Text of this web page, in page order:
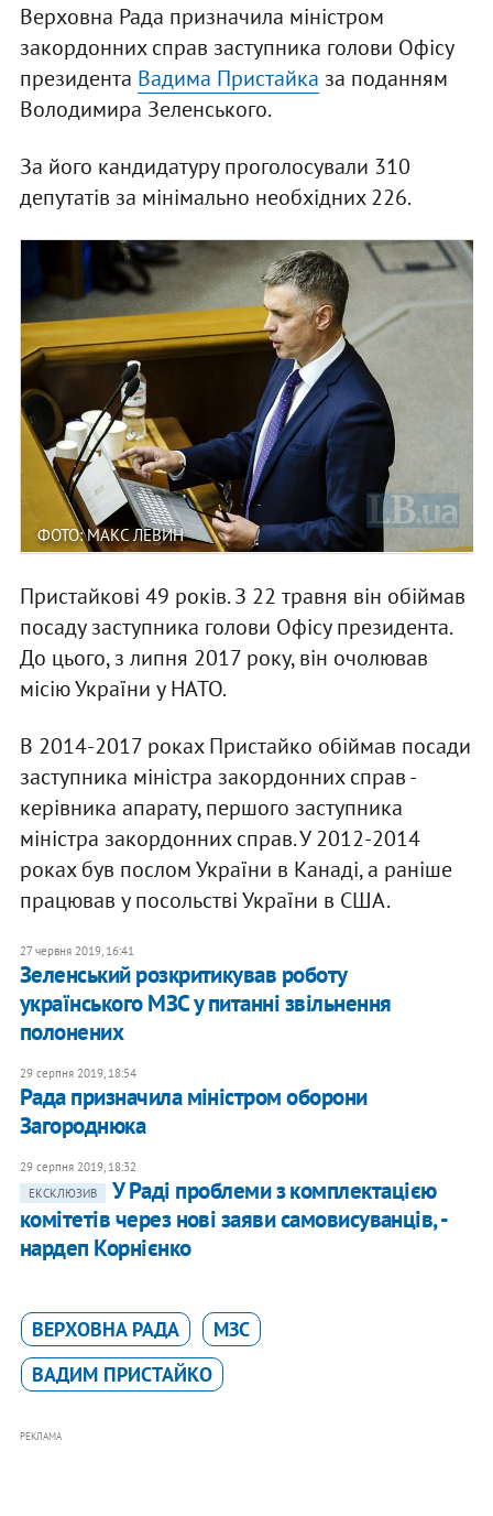
Верховна Рада призначила міністром
закордонних справ заступника голови Офісу
президента Вадима Пристайка за поданням
Володимира Зеленського.
За його кандидатуру проголосували 310
депутатів за мінімально необхідних 226.
ФОТО: МАКС ЛЕВИН
Пристайкові 49 років. З 22 травня він обіймав
посаду заступника голови Офісу президента.
До цього, з липня 2017 року, він очолював
місію України у НАТО.
В 2014-2017 роках Пристайко обіймав посади
заступника міністра закордонних справ -
керівника апарату, першого заступника
міністра закордонних справ. У 2012-2014
роках був послом України в Канаді, а раніше
працював у посольстві України в США.
27 червня 2019, 16:41
Зеленський розкритикував роботу
українського МЗС у питанні звільнення
полонених
29 серпня 2019, 18:54
Рада призначила міністром оборони
Загороднюка
29 серпня 2019, 18:32
ЕКСКЛЮЗИВ
​У Раді проблеми з комплектацією
комітетів через нові заяви самовисуванців, -
нардеп Корнієнко
ВЕРХОВНА РАДА
МЗС
ВАДИМ ПРИСТАЙКО
РЕКЛАМА